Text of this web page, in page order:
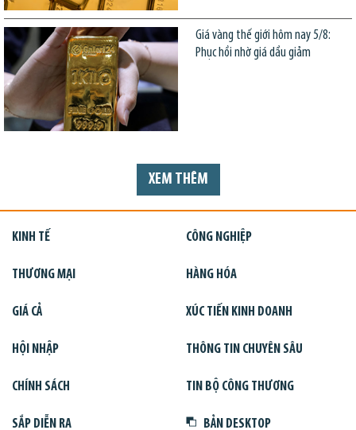
Giá vàng thế giới hôm nay 5/8:
Phục hồi nhờ giá dầu giảm
XEM THÊM
KINH TẾ CÔNG NGHIỆP
THƯƠNG MẠI HÀNG HÓA
GIÁ CẢ XÚC TIẾN KINH DOANH
HỘI NHẬP THÔNG TIN CHUYÊN SÂU
CHÍNH SÁCH TIN BỘ CÔNG THƯƠNG
SẮP DIỄN RA BẢN DESKTOP